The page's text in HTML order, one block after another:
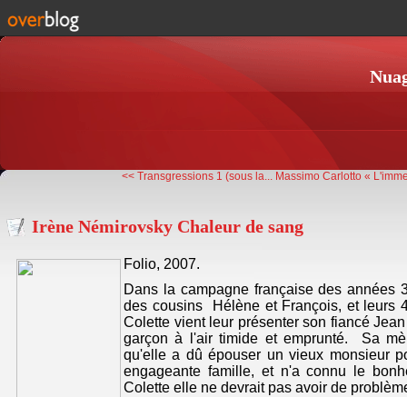
<< Transgressions 1 (sous la... Massimo Carlotto «
Irène Némirovsky Chaleur de sang
Folio, 2007.
Dans la campagne française des années
des cousins Hélène et François, et leurs
Colette vient leur présenter son fiancé
garçon à l'air timide et emprunté. Sa
qu'elle a dû épouser un vieux monsieur
engageante famille, et n'a connu le
Colette elle ne devrait pas avoir de